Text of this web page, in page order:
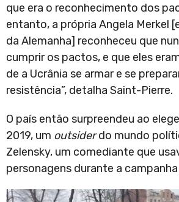
que era o reconhecimento dos
entanto, a própria Angela Merkel
da Alemanha] reconheceu que
cumprir os pactos, e que eles
de a Ucrânia se armar e se
resistência”, detalha Saint-Pierre.
O país então surpreendeu ao
2019, um outsiderdo mundo
Zelensky, um comediante que
personagens durante a